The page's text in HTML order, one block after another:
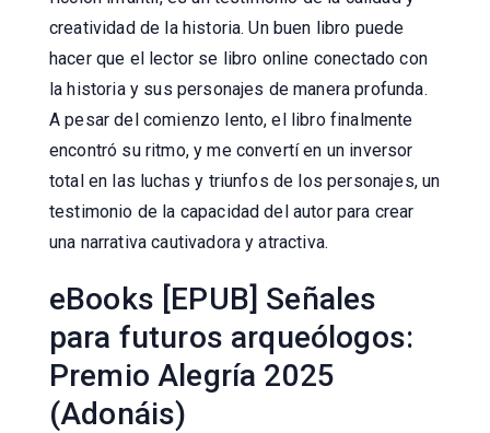
creatividad de la historia. Un buen libro puede
hacer que el lector se libro online​ conectado con
la historia y sus personajes de manera profunda.
A pesar del comienzo lento, el libro finalmente
encontró su ritmo, y me convertí en un inversor
total en las luchas y triunfos de los personajes, un
testimonio de la capacidad del autor para crear
una narrativa cautivadora y atractiva.
eBooks [EPUB] Señales
para futuros arqueólogos:
Premio Alegría 2025
(Adonáis)